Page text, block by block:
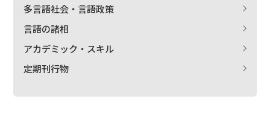
多言語社会・言語政策
言語の諸相
アカデミック・スキル
定期刊行物